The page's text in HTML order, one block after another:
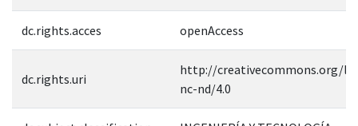
dc.rights.acces openAccess
dc.rights.uri
http://creativecommons.org/
nc-nd/4.0